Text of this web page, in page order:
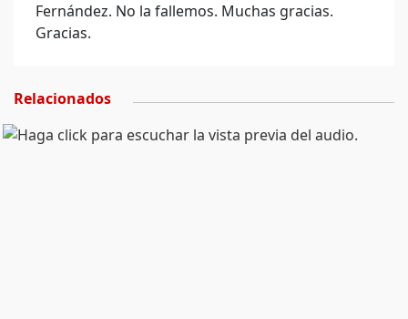
Fernández. No la fallemos. Muchas gracias.
Gracias.
Relacionados